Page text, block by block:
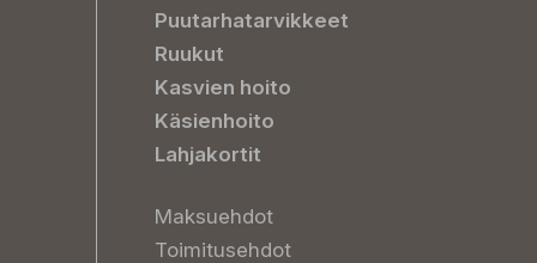
Puutarhatarvikkeet
Ruukut
Kasvien hoito
Käsienhoito
Lahjakortit
Maksuehdot
Toimitusehdot